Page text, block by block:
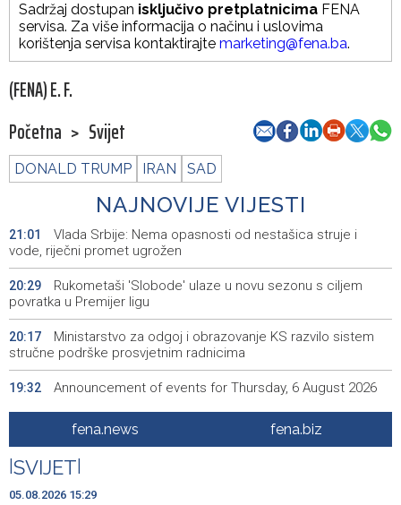
Sadržaj dostupan isključivo pretplatnicima FENA
servisa. Za više informacija o načinu i uslovima
korištenja servisa kontaktirajte marketing@fena.ba.
(FENA) E. F.
Početna > Svijet
DONALD TRUMP IRAN SAD
NAJNOVIJE VIJESTI
21:01
Vlada Srbije: Nema opasnosti od nestašica struje i
vode, riječni promet ugrožen
20:29
Rukometaši 'Slobode' ulaze u novu sezonu s ciljem
povratka u Premijer ligu
20:17
Ministarstvo za odgoj i obrazovanje KS razvilo sistem
stručne podrške prosvjetnim radnicima
19:32 Announcement of events for Thursday, 6 August 2026
Rise in electric scooter injuries among children; Biloš:
Head and facial injuries most common
19:25
Ministarstvo saobraćaja KS: Uskoro javna nabavka za
obnovu mosta u ulici Ive Andrića
fena.news fena.biz
SVIJET
05.08.2026 15:29